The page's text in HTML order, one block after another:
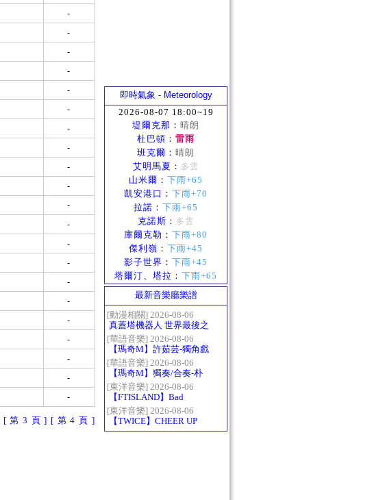
-
-
-
-
-
-
-
-
-
-
-
-
-
-
-
-
-
-
-
-
-
[ 第 3 頁 ] [ 第 4 頁 ]
即時氣象 - Meteorology
2026-08-07 18:00~19
堤爾克那 ： 晴朗
杜巴頓 ： 雷雨
班克爾 ： 晴朗
艾明馬夏 ： 多雲
山米爾 ： 下雨+65
凱安港口 ： 下雨+70
拉諾 ： 下雨+65
克諾斯 ： 多雲
庫爾克勒 ： 下雨+80
傑利嶺 ： 下雨+45
影子世界 ： 下雨+45
塔爾汀、塔拉 ： 下雨+65
最新音樂廳樂譜
[動漫相關] 2026-08-06
真蓋塔機器人 世界最後之
日OP2 HEATS
[華語音樂] 2026-08-06
【瑪奇M】許茹芸-獨角戲
[華語音樂] 2026-08-06
【瑪奇M】獨奏/合奏-朴
樹-那些花兒
[東洋音樂] 2026-08-06
【FTISLAND】Bad
Woman
[東洋音樂] 2026-08-06
【TWICE】CHEER UP